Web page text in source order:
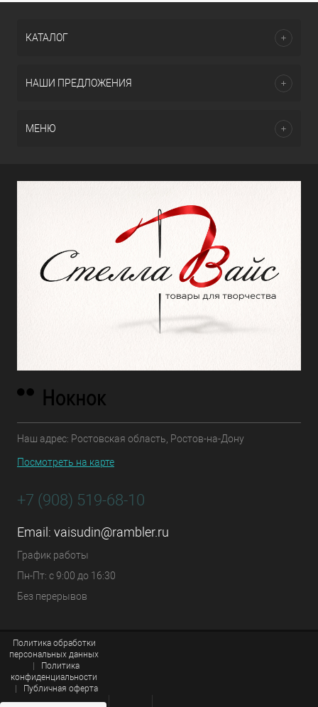
КАТАЛОГ
НАШИ ПРЕДЛОЖЕНИЯ
МЕНЮ
Наш адрес: Ростовская область, Ростов-на-Дону
Посмотреть на карте
+7 (908) 519-68-10
Email: vaisudin@rambler.ru
График работы
Пн-Пт: с 9:00 до 16:30
Без перерывов
Политика обработки
персональных данных
Политика
конфиденциальности
Публичная оферта